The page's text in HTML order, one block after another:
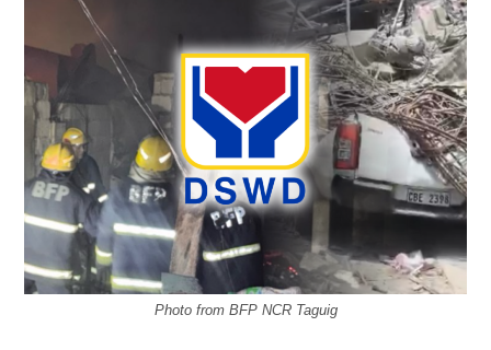
Photo from BFP NCR Taguig